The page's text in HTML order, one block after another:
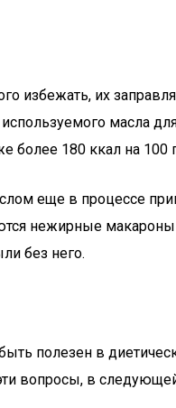
избежать, их
масла
более 180 ккал на 100
еще в процессе
нежирные
без него.
полезен в
вопросы, в следующей